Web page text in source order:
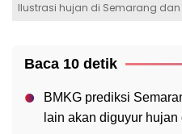
Ilustrasi hujan di Semarang dan
Baca 10 detik
BMKG prediksi
lain akan diguyur